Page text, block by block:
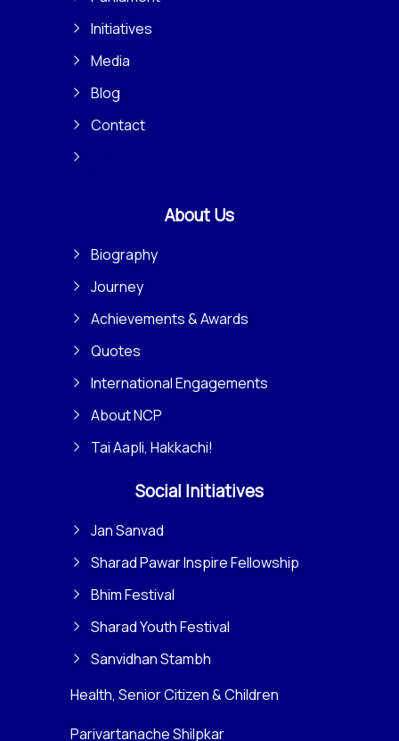
Initiatives
Media
Blog
Contact
About Us
Biography
Journey
Achievements & Awards
Quotes
International Engagements
About NCP
Tai Aapli, Hakkachi!
Social Initiatives
Jan Sanvad
Sharad Pawar Inspire Fellowship
Bhim Festival
Sharad Youth Festival
Sanvidhan Stambh
Health, Senior Citizen & Children
Parivartanache Shilpkar